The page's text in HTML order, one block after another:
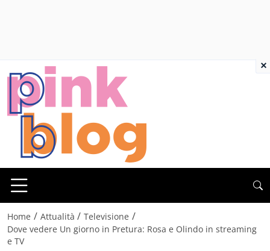
Home / Attualità / Televisione /
Dove vedere Un giorno in Pretura: Rosa e Olindo in streaming
e TV
×